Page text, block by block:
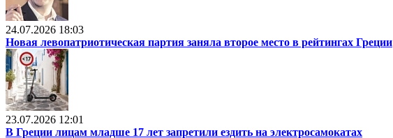
24.07.2026 18:03
Новая левопатриотическая партия заняла второе место в рейтингах Греции
23.07.2026 12:01
В Греции лицам младше 17 лет запретили ездить на электросамокатах